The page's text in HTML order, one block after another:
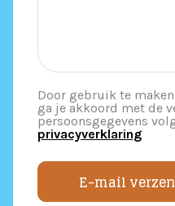
Door gebruik te
ga je akkoord met de
persoonsgegevens
privacyverklaring
E-mail